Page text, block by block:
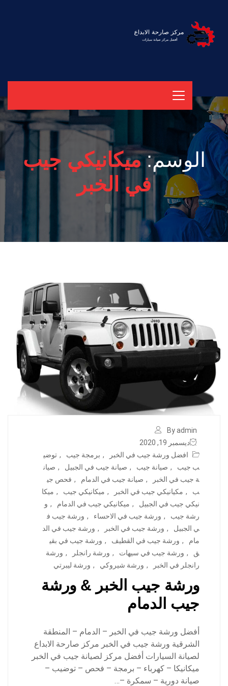
الوسم:ميكانيكي جيب
في الخبر
By admin
ديسمبر 19, 2020
افضل ورشة جيب في الخبر
, برمجة جيب , توضي
ب جيب
, صيانة جيب , صيانة جيب في الجبيل , صيان
ة جيب في الخبر
, صيانة جيب في الدمام , فحص جي
ب
, مكيانيكي جيب في الخبر , ميكانيكي جيب , ميكا
نيكي جيب في الجبيل
, ميكانيكي جيب في الدمام , و
رشة جيب
, ورشة جيب في الاحساء , ورشة جيب ف
ي الجبيل
, ورشة جيب في الخبر , ورشة جيب في الد
مام
, ورشة جيب في القطيف , ورشة جيب في بقي
ق
, ورشة جيب في سيهات , ورشة رانجلر , ورشة
رانجلر في الخبر
, ورشة شيروكي , ورشة ليبرتي
ورشة جيب الخبر & ورشة
جيب الدمام
أفضل ورشة جيب في الخبر – الدمام – المنطقة
الشرقية ورشة جيب في الخبر مركز صارحة الابداع
لصيانة السيارات أفضل مركز لصيانة جيب في الخبر
ميكانيكا – كهرباء – برمجة – فحص – توضيب –
صيانة دورية – سمكرة –…